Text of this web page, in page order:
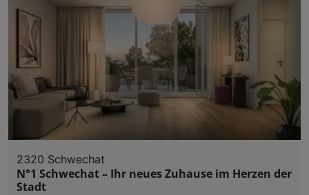
2320 Schwechat
N°1 Schwechat – Ihr neues Zuhause im Herzen der
Stadt